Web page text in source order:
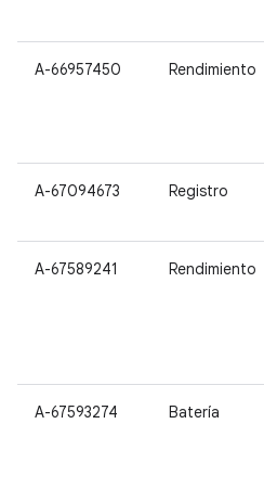
A-66957450 Rendimiento
A-67094673 Registro
A-67589241 Rendimiento
A-67593274 Batería